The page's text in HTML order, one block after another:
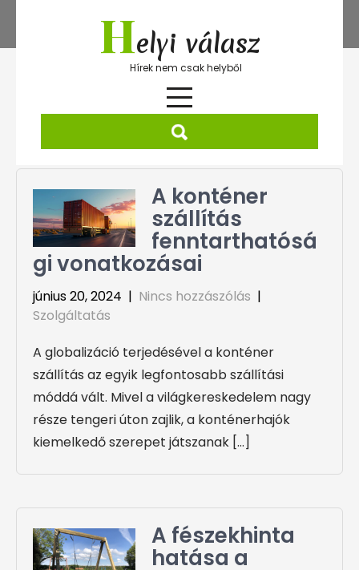
content
Helyi válasz
Hírek nem csak helyből
A konténer
szállítás
fenntarthatósá
gi vonatkozásai
június 20, 2024 | Nincs hozzászólás |
Szolgáltatás
A globalizáció terjedésével a konténer
szállítás az egyik legfontosabb szállítási
móddá vált. Mivel a világkereskedelem nagy
része tengeri úton zajlik, a konténerhajók
kiemelkedő szerepet játszanak […]
A fészekhinta
hatása a